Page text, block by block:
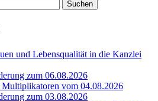
und Lebensqualität in die Kanzlei
zum 06.08.2026
vom 04.08.2026
zum 03.08.2026